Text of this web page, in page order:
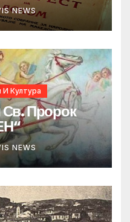
NEWS
И Култура
Св. Пророк
NEWS